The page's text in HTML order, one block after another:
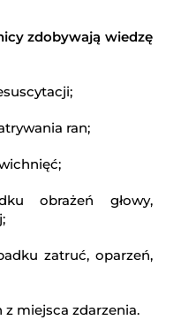
zdobywają wiedzę
ran;
obrażeń głowy,
zatruć, oparzeń,
miejsca zdarzenia.